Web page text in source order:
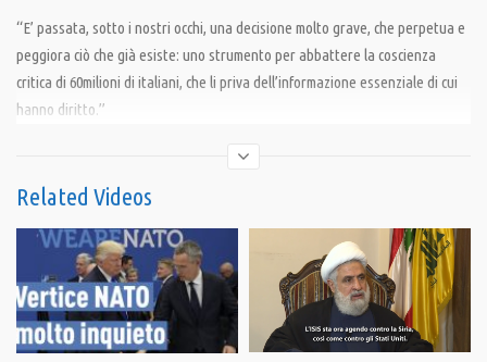
“E’ passata, sotto i nostri occhi, una decisione molto grave, che perpetua e
peggiora ciò che già esiste: uno strumento per abbattere la coscienza
critica di 60milioni di italiani, che li priva dell’informazione essenziale di cui
hanno diritto.”
Category:Il Punto di Giulietto Chiesa, PrimoPiano
Tags:Freccero,Giulietto Chiesa
Related Videos